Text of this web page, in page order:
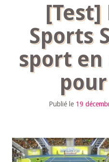
[Test]
Sports
sport en
Publié le 19